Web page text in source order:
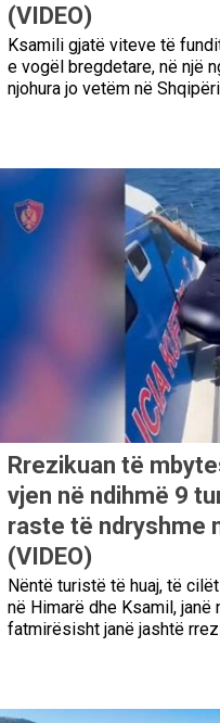
(VIDEO)
Ksamili gjatë viteve të
e vogël bregdetare, në një
njohura jo vetëm në
Rrezikuan të
vjen në ndihmë 9
raste të ndryshme
(VIDEO)
Nëntë turistë të huaj, të
në Himarë dhe Ksamil,
fatmirësisht janë jashtë